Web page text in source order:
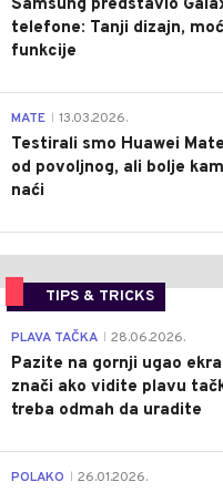
Samsung predstavio
telefone: Tanji dizajn,
funkcije
MATE 13.03.2026.
Testirali smo Huawei
od povoljnog, ali bolje
naći
TIPS & TRICKS
PLAVA TAČKA 28.06.2026.
Pazite na gornji ugao
znači ako vidite plavu
treba odmah da uradite
POLAKO 26.01.2026.